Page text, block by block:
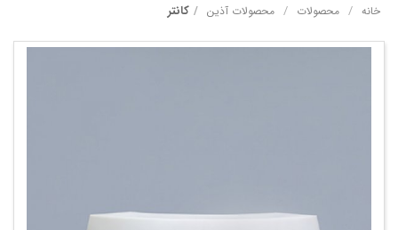
خانه محصولات محصولات آذین کانتر